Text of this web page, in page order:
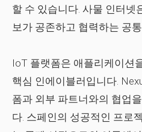
할 수 있습니다. 사물 인터넷
보가 공존하고 협력하는 공
IoT 플랫폼은 애플리케이션
핵심 인에이블러입니다.
폼과 외부 파트너와의 협업
다. 스페인의 성공적인 프로